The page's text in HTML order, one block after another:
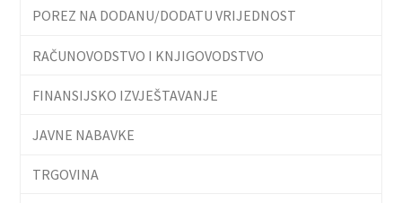
POREZ NA DODANU/DODATU VRIJEDNOST
RAČUNOVODSTVO I KNJIGOVODSTVO
FINANSIJSKO IZVJEŠTAVANJE
JAVNE NABAVKE
TRGOVINA